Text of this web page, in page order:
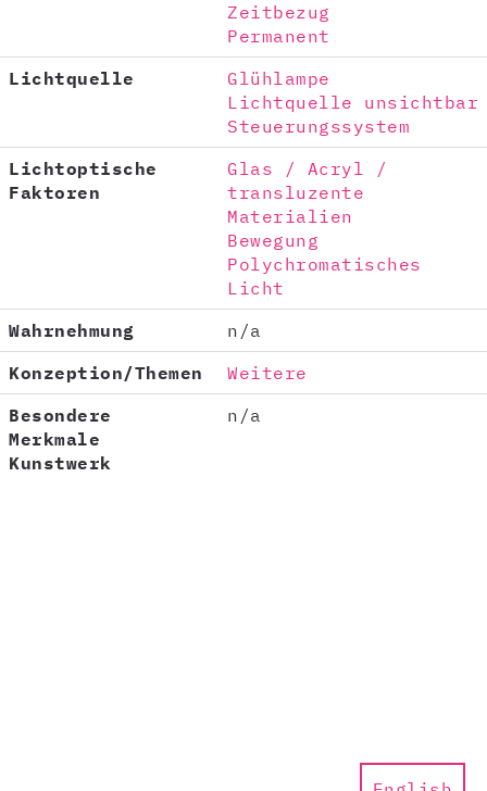
Zeitbezug
Permanent
Lichtquelle
Glühlampe
Lichtquelle unsichtbar
Steuerungssystem
Lichtoptische
Faktoren
Glas / Acryl /
transluzente
Materialien
Bewegung
Polychromatisches
Licht
Wahrnehmung
n/a
Konzeption/Themen
Weitere
Besondere
Merkmale
Kunstwerk
n/a